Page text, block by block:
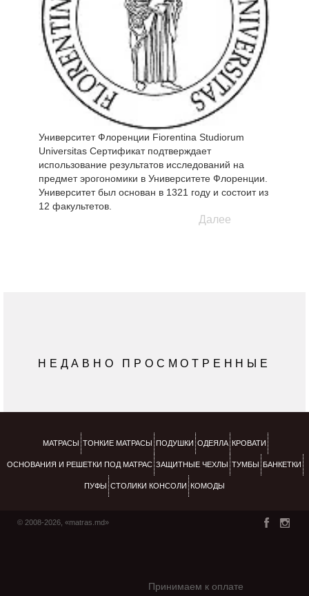
Alfabed, подушки Alfabed.
Университет Флоренции Fiorentina Studiorum
Universitas Сертификат подтверждает
использование результатов исследований на
предмет эрогономики в Университете Флоренции.
Университет был основан в 1321 году и состоит из
12 факультетов.
Далее
НЕДАВНО ПРОСМОТРЕННЫЕ
МАТРАСЫ ТОНКИЕ МАТРАСЫ ПОДУШКИ ОДЕЯЛА КРОВАТИ
ОСНОВАНИЯ И РЕШЕТКИ ПОД МАТРАС ЗАЩИТНЫЕ ЧЕХЛЫ ТУМБЫ БАНКЕТКИ
ПУФЫ СТОЛИКИ КОНСОЛИ КОМОДЫ
© 2008-2026, «matras.md»
Принимаем к оплате